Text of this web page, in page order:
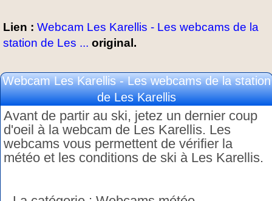
Lien : Webcam Les Karellis - Les webcams de la
station de Les ... original.
Webcam Les Karellis - Les webcams de la station
de Les Karellis
Avant de partir au ski, jetez un dernier coup
d'oeil à la webcam de Les Karellis. Les
webcams vous permettent de vérifier la
météo et les conditions de ski à Les Karellis.